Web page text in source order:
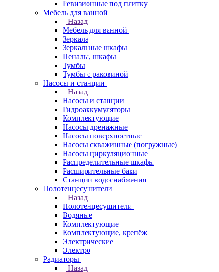
Ревизионные под плитку
Мебель для ванной
Назад
Мебель для ванной
Зеркала
Зеркальные шкафы
Пеналы, шкафы
Тумбы
Тумбы с раковиной
Насосы и станции
Назад
Насосы и станции
Гидроаккумуляторы
Комплектующие
Насосы дренажные
Насосы поверхностные
Насосы скважинные (погружные)
Насосы циркуляционные
Распределительные шкафы
Расширительные баки
Станции водоснабжения
Полотенцесушители
Назад
Полотенцесушители
Водяные
Комплектующие
Комплектующие, крепёж
Электрические
Электро
Радиаторы
Назад